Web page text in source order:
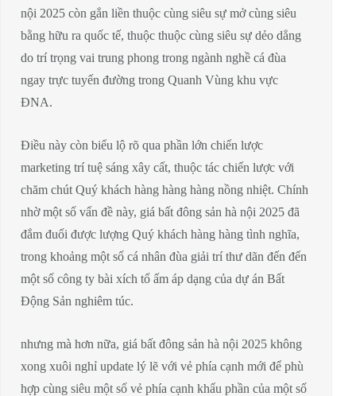
nội 2025 còn gắn liền thuộc cùng siêu sự mở cùng siêu
bằng hữu ra quốc tế, thuộc thuộc cùng siêu sự dẻo dẳng
do trí trọng vai trung phong trong ngành nghề cá đùa
ngay trực tuyến đường trong Quanh Vùng khu vực
ĐNA.
Điều này còn biểu lộ rõ qua phần lớn chiến lược
marketing trí tuệ sáng xây cất, thuộc tác chiến lược với
chăm chút Quý khách hàng hàng hàng nồng nhiệt. Chính
nhờ một số vấn đề này, giá bất đông sản hà nội 2025 đã
đắm đuối được lượng Quý khách hàng hàng tình nghĩa,
trong khoảng một số cá nhân đùa giải trí thư dãn đến đến
một số công ty bài xích tổ ấm áp dạng của dự án Bất
Động Sản nghiêm túc.
nhưng mà hơn nữa, giá bất đông sản hà nội 2025 không
xong xuôi nghỉ update lý lẽ với vẻ phía cạnh mới để phù
hợp cùng siêu một số vẻ phía cạnh khẩu phần của một số